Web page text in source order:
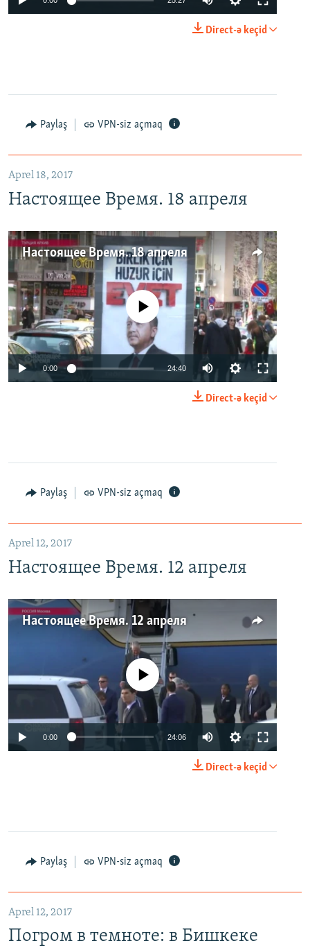
Direct-ə keçid
Paylaş VPN-siz açmaq
Aprel 18, 2017
Настоящее Время. 18 апреля
Настоящее Время. 18 апреля
No media source currently available
0:00 24:40
Direct-ə keçid
Paylaş VPN-siz açmaq
Aprel 12, 2017
Настоящее Время. 12 апреля
Настоящее Время. 12 апреля
No media source currently available
0:00 24:06
Direct-ə keçid
Paylaş VPN-siz açmaq
Aprel 12, 2017
Погром в темноте: в Бишкеке